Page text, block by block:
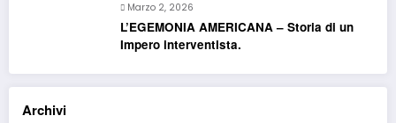
Marzo 2, 2026
L’EGEMONIA AMERICANA – Storia di un
Impero interventista.
Archivi